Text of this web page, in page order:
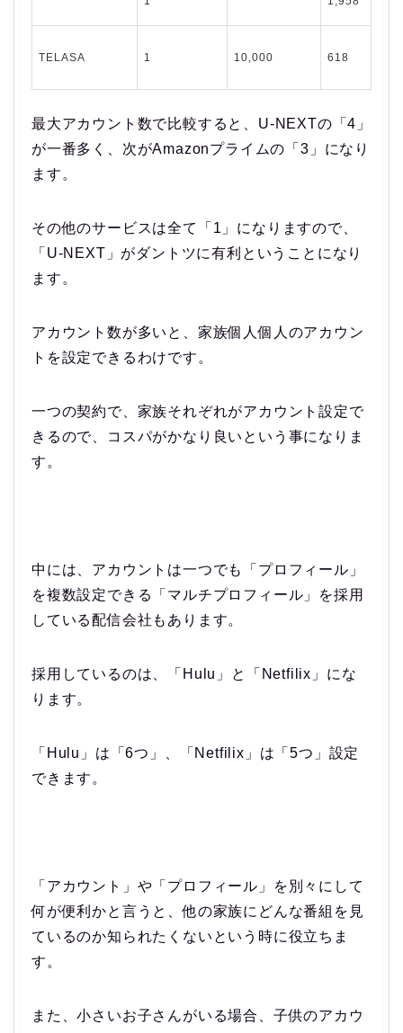
TELASA 1 10,000 618
最大アカウント数で比較すると、U-NEXTの「4」
が一番多く、次がAmazonプライムの「3」になり
ます。
その他のサービスは全て「1」になりますので、
「U-NEXT」がダントツに有利ということになり
ます。
アカウント数が多いと、家族個人個人のアカウン
トを設定できるわけです。
一つの契約で、家族それぞれがアカウント設定で
きるので、コスパがかなり良いという事になりま
す。
中には、アカウントは一つでも「プロフィール」
を複数設定できる「マルチプロフィール」を採用
している配信会社もあります。
採用しているのは、「Hulu」と「Netfilix」にな
ります。
「Hulu」は「6つ」、「Netfilix」は「5つ」設定
できます。
「アカウント」や「プロフィール」を別々にして
何が便利かと言うと、他の家族にどんな番組を見
ているのか知られたくないという時に役立ちま
す。
また、小さいお子さんがいる場合、子供のアカウ